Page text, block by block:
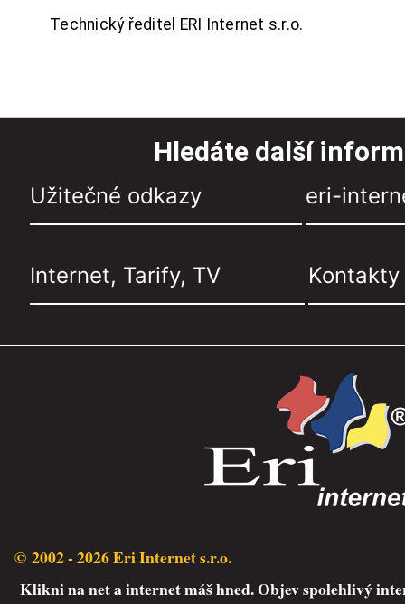
Technický ředitel ERI Internet s.r.o.
Hledáte další
Užitečné odkazy eri-
Internet, Tarify, TV Kontakty
© 2002 - 2026 Eri Internet s.r.o.
Klikni na net a internet máš hned. Objev spolehlivý